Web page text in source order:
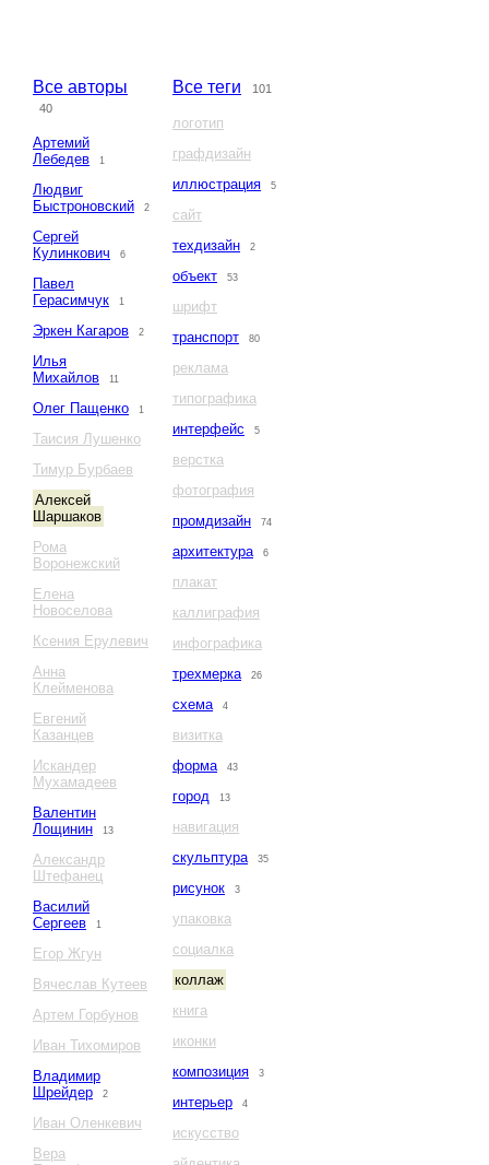
Все авторы
40
Артемий
Лебедев
1
Людвиг
Быстроновский
2
Сергей
Кулинкович
6
Павел
Герасимчук
1
Эркен Кагаров 2
Илья
Михайлов
11
Олег Пащенко 1
Таисия Лушенко
Тимур Бурбаев
Алексей
Шаршаков
Рома
Воронежский
Елена
Новоселова
Ксения Ерулевич
Анна
Клейменова
Евгений
Казанцев
Искандер
Мухамадеев
Валентин
Лощинин
13
Александр
Штефанец
Василий
Сергеев
1
Егор Жгун
Вячеслав Кутеев
Артем Горбунов
Иван Тихомиров
Владимир
Шрейдер
2
Иван Оленкевич
Вера
Все теги 101
логотип
графдизайн
иллюстрация
5
сайт
техдизайн
2
объект 53
шрифт
транспорт
80
реклама
типографика
интерфейс
5
верстка
фотография
промдизайн
74
архитектура 6
плакат
каллиграфия
инфографика
трехмерка
26
схема 4
визитка
форма
43
город 13
навигация
скульптура
35
рисунок 3
упаковка
социалка
коллаж
книга
иконки
композиция
3
интерьер 4
искусство